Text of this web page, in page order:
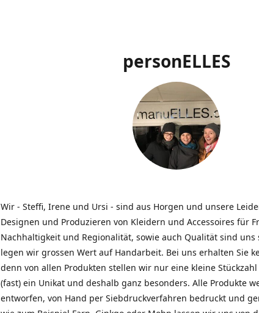
personELLES
Wir - Steffi, Irene und Ursi - sind aus Horgen und unsere
Designen und Produzieren von Kleidern und Accessoires für
Nachhaltigkeit und Regionalität, sowie auch Qualität sind uns
legen wir grossen Wert auf Handarbeit. Bei uns erhalten Sie
denn von allen Produkten stellen wir nur eine kleine Stückzahl
(fast) ein Unikat und deshalb ganz besonders. Alle Produkte
entworfen, von Hand per Siebdruckverfahren bedruckt und